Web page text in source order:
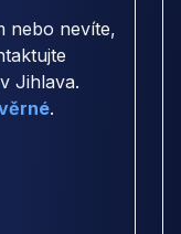
nebo nevíte,
Jihlava.
.